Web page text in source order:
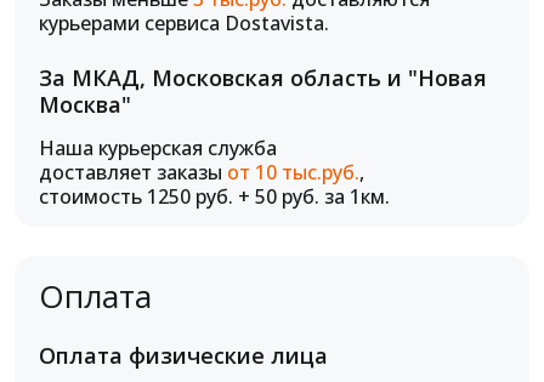
курьерами сервиса Dostavista.
За МКАД, Московская область и "Новая
Москва"
Наша курьерская служба
доставляет заказы от 10 тыс.руб.,
стоимость 1250 руб. + 50 руб. за 1км.
Оплата
Оплата физические лица